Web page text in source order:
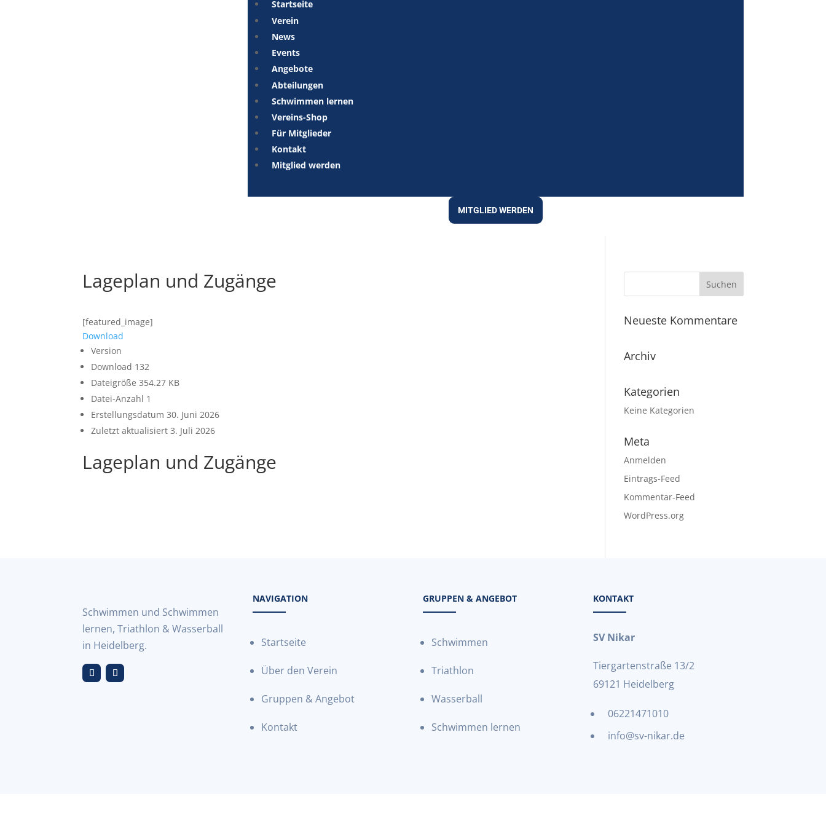
Startseite
Verein
News
Events
Angebote
Abteilungen
Schwimmen lernen
Vereins-Shop
Für Mitglieder
Kontakt
Mitglied werden
MITGLIED WERDEN
Lageplan und Zugänge
[featured_image]
Download
Version
Download 132
Dateigröße354.27 KB
Datei-Anzahl 1
Erstellungsdatum30. Juni 2026
Zuletzt aktualisiert3. Juli 2026
Lageplan und Zugänge
Neueste Kommentare
Archiv
Kategorien
Keine Kategorien
Meta
Anmelden
Eintrags-Feed
Kommentar-Feed
WordPress.org
Schwimmen und Schwimmen
lernen, Triathlon & Wasserball
in Heidelberg.
NAVIGATION
Startseite
Über den Verein
Gruppen & Angebot
Kontakt
GRUPPEN & ANGEBOT
Schwimmen
Triathlon
Wasserball
Schwimmen lernen
KONTAKT
SV Nikar
Tiergartenstraße 13/2
69121 Heidelberg
06221471010
info@sv-nikar.de